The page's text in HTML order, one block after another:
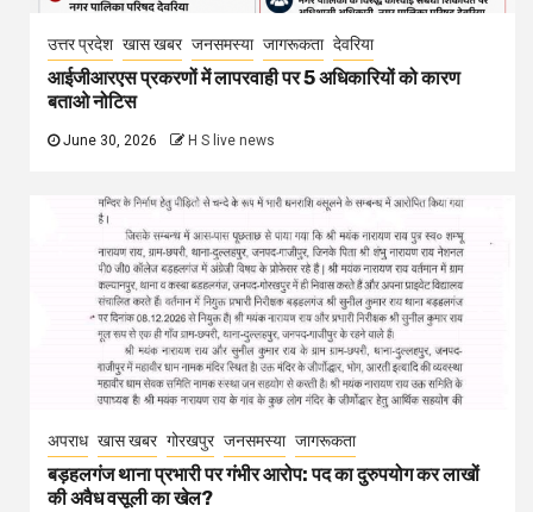
उत्तर प्रदेश खास खबर जनसमस्या जागरूकता देवरिया
आईजीआरएस प्रकरणों में लापरवाही पर 5 अधिकारियों को कारण
बताओ नोटिस
June 30, 2026 H S live news
अपराध खास खबर गोरखपुर जनसमस्या जागरूकता
बड़हलगंज थाना प्रभारी पर गंभीर आरोप: पद का दुरुपयोग कर लाखों
की अवैध वसूली का खेल?